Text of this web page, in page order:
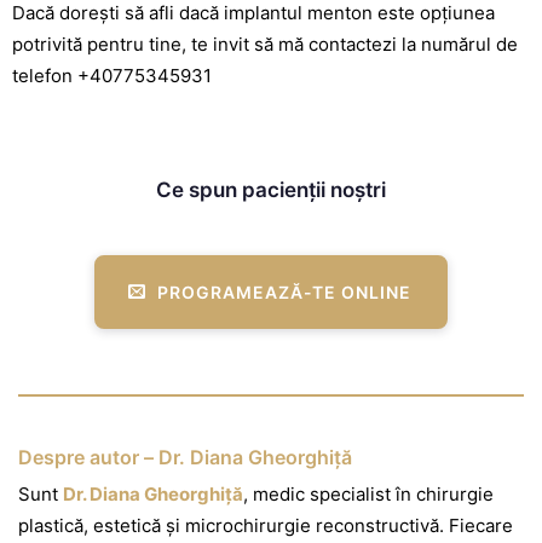
Dacă dorești să afli dacă implantul menton este opțiunea
potrivită pentru tine, te invit să mă contactezi la numărul de
telefon +40775345931
Ce spun pacienții noștri
PROGRAMEAZĂ-TE ONLINE
Despre autor – Dr. Diana Gheorghiță
Sunt Dr. Diana Gheorghiță, medic specialist în chirurgie
plastică, estetică și microchirurgie reconstructivă. Fiecare